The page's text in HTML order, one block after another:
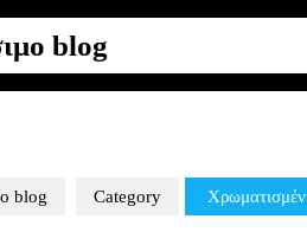
blog
blog Category